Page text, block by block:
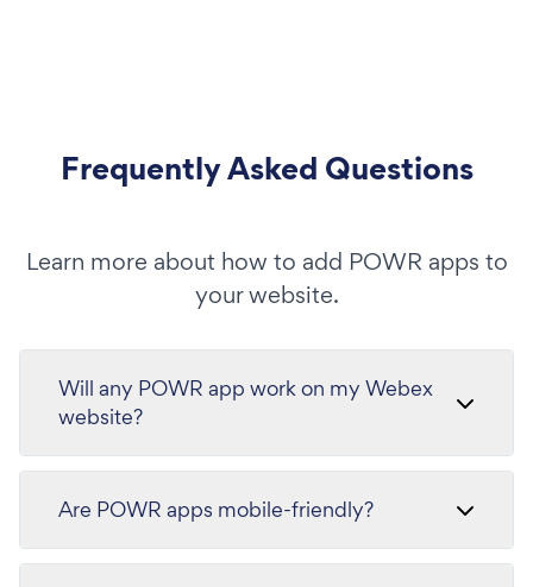
Frequently Asked Questions
Learn more about how to add POWR apps to
your website.
Will any POWR app work on my Webex
website?
Are POWR apps mobile-friendly?